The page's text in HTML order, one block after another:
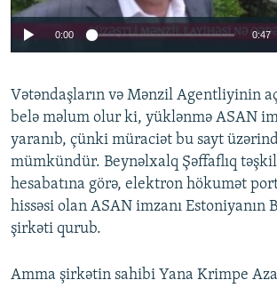
0:00 0:47
Vətəndaşların və Mənzil Agentliyinin
belə məlum olur ki, yüklənmə ASAN
yaranıb, çünki müraciət bu sayt
mümkündür. Beynəlxalq Şəffaflıq
hesabatına görə, elektron hökumət
hissəsi olan ASAN imzanı Estoniyanın
şirkəti qurub.
Amma şirkətin sahibi Yana Krimpe